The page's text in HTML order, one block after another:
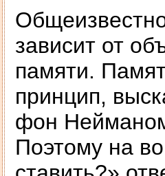
зависит от
памяти.
принцип,
фон
Поэтому на